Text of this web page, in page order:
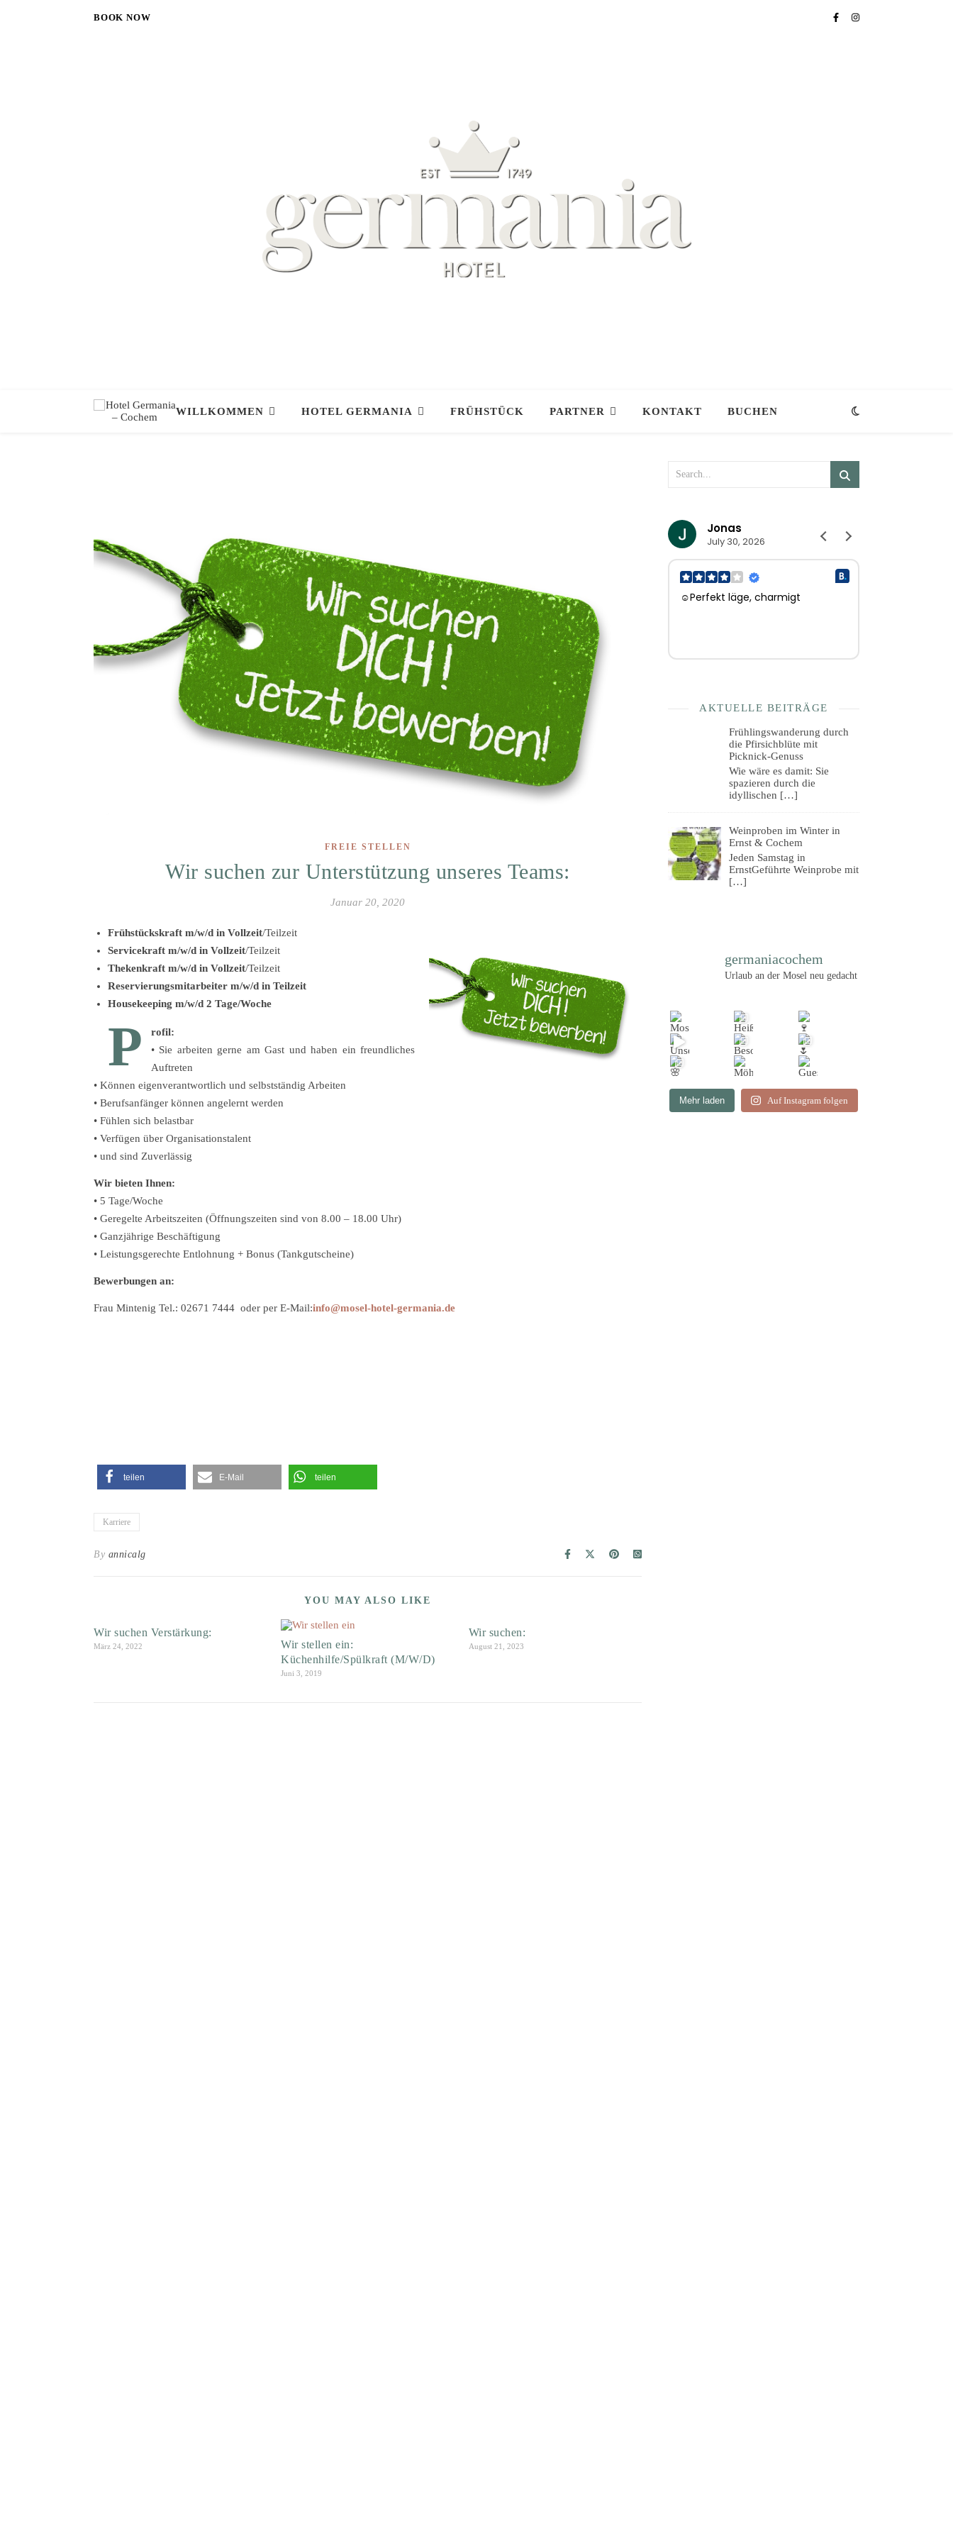
BOOK NOW
WILLKOMMEN HOTEL GERMANIA FRÜHSTÜCK PARTNER KONTAKT BUCHEN
FREIE STELLEN
Wir suchen zur Unterstützung unseres Teams:
Januar 20, 2020
Frühstückskraft m/w/d in Vollzeit/Teilzeit
Servicekraft m/w/d in Vollzeit/Teilzeit
Thekenkraft m/w/d in Vollzeit/Teilzeit
Reservierungsmitarbeiter m/w/d in Teilzeit
Housekeeping m/w/d 2 Tage/Woche
P
rofil:
• Sie arbeiten gerne am Gast und haben ein freundliches
Auftreten
• Können eigenverantwortlich und selbstständig Arbeiten
• Berufsanfänger können angelernt werden
• Fühlen sich belastbar
• Verfügen über Organisationstalent
• und sind Zuverlässig
Wir bieten Ihnen:
• 5 Tage/Woche
• Geregelte Arbeitszeiten (Öffnungszeiten sind von 8.00 – 18.00 Uhr)
• Ganzjährige Beschäftigung
• Leistungsgerechte Entlohnung + Bonus (Tankgutscheine)
Bewerbungen an:
Frau Mintenig Tel.: 02671 7444 oder per E-Mail:info@mosel-hotel-germania.de
teilen E-Mail teilen
Karriere
By annicalg
YOU MAY ALSO LIKE
Wir suchen Verstärkung:
März 24, 2022
Wir stellen ein:
Küchenhilfe/Spülkraft (M/W/D)
Juni 3, 2019
Wir suchen:
August 21, 2023
Mooie schone kamers. Zeer
goed ontbijt ,gezellig personeel.
Jonas
July 30, 2026
☺Perfekt läge, charmigt
AKTUELLE BEITRÄGE
Frühlingswanderung durch
die Pfirsichblüte mit
Picknick-Genuss
Wie wäre es damit: Sie
spazieren durch die
idyllischen […]
Weinproben im Winter in
Ernst & Cochem
Jeden Samstag in
ErnstGeführte Weinprobe mit
[…]
germaniacochem
Urlaub an der Mosel neu gedacht
Mehr laden Auf Instagram folgen